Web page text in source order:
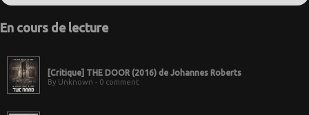
En cours de lecture
[Critique] THE DOOR (2016) de Johannes Roberts
By Unknown - 0 comment